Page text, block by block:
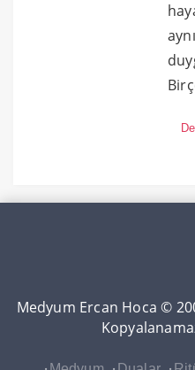
Medyum Ercan Hoca ©